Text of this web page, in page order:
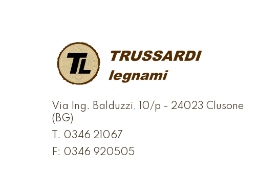
Via Ing. Balduzzi, 10/p - 24023 Clusone
(BG)
T. 0346 21067
F: 0346 920505